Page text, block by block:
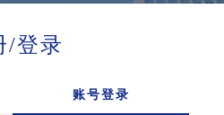
/登录
账号登录